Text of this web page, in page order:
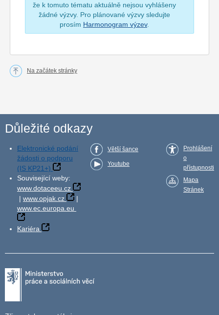
že k tomuto tématu aktuálně nejsou vyhlášeny
žádné výzvy. Pro plánované výzvy sledujte
prosím Harmonogram výzev.
Na začátek stránky
Důležité odkazy
Elektronické podání
žádosti o podporu
(IS KP21+)
Související weby:
www.dotaceeu.cz
| www.opjak.cz
|
www.ec.europa.eu
Kariéra
Větší šance
Youtube
Prohlášení
o
přístupnosti
Mapa
Stránek